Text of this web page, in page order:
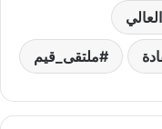
ملتقى_قيم